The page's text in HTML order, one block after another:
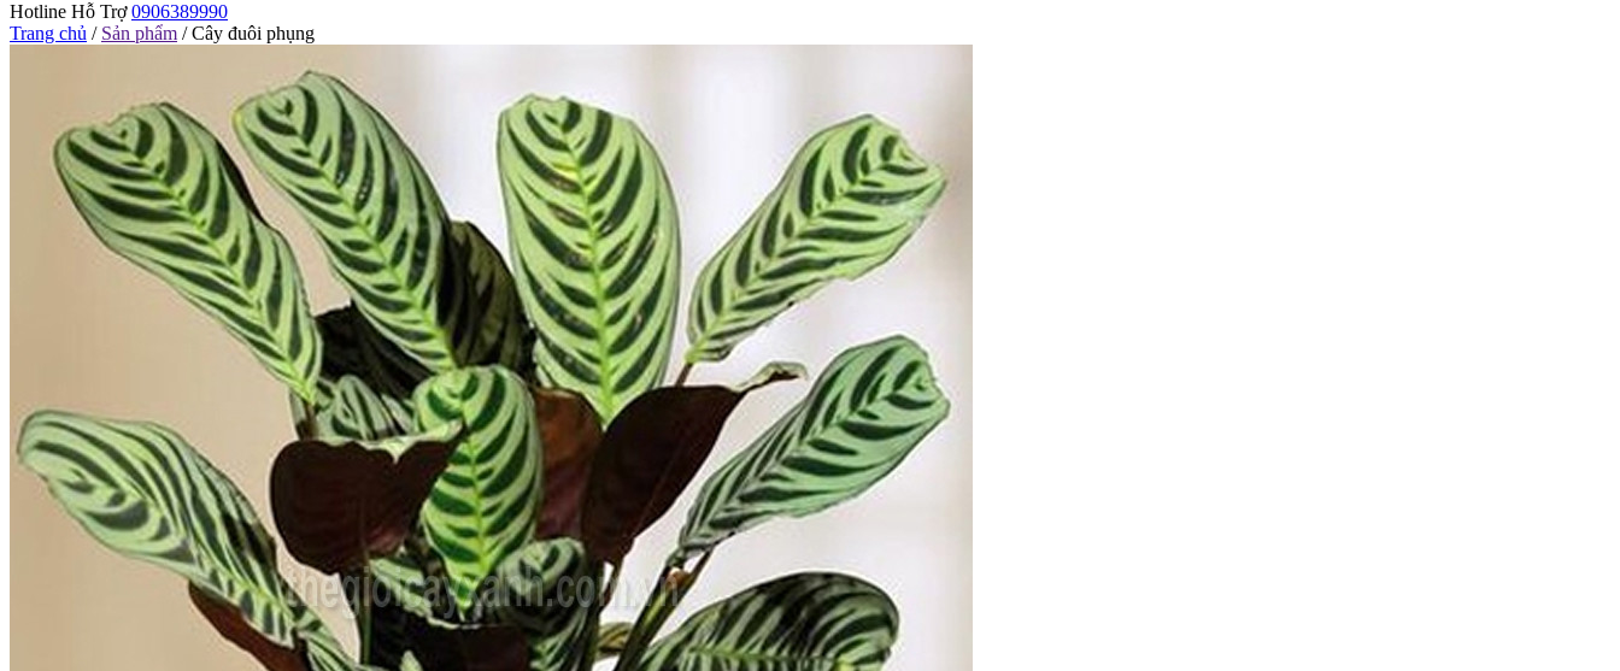
Hotline Hỗ Trợ 0906389990
Trang chủ / Sản phẩm / Cây đuôi phụng